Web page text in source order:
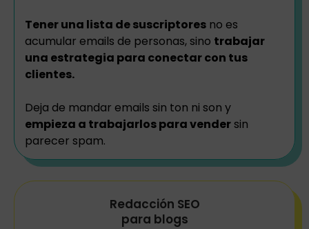
Tener una lista de suscriptores no es
acumular emails de personas, sino trabajar
una estrategia para conectar con tus
clientes.
Deja de mandar emails sin ton ni son y
empieza a trabajarlos para vendersin
parecer spam.
Redacción SEO
para blogs